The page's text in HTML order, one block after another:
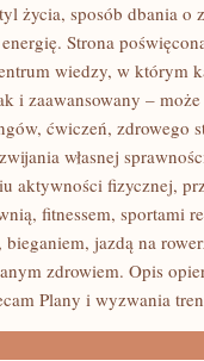
życia, sposób dbania o
Strona
wiedzy, w którym
i zaawansowany –
ćwiczeń, zdrowego
własnej
aktywności fizycznej,
fitnessem, sportami
jazdą na
zdrowiem. Opis
Plany i wyzwania